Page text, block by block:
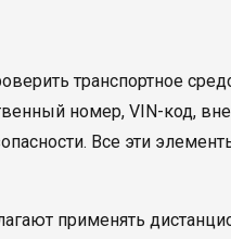
транспортное
номер, VIN-код,
Все эти
применять